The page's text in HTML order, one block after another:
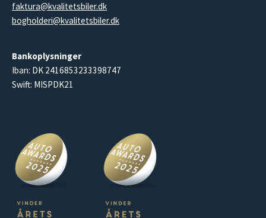
faktura@kvalitetsbiler.dk
bogholderi@kvalitetsbiler.dk
Bankoplysninger
Iban: DK 2416853233398747
Swift: MISPDK21